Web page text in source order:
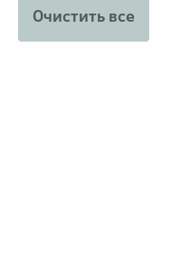
Очистить все